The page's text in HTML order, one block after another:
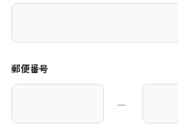
郵便番号
―